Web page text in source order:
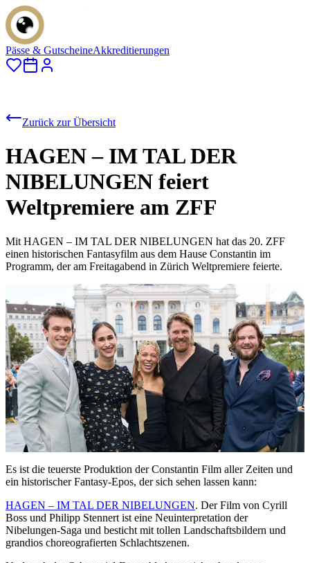
Pässe & GutscheineAkkreditierungen
Zurück zur Übersicht
HAGEN – IM TAL DER
NIBELUNGEN feiert
Weltpremiere am ZFF
Mit HAGEN – IM TAL DER NIBELUNGEN hat das 20. ZFF
einen historischen Fantasyfilm aus dem Hause Constantin im
Programm, der am Freitagabend in Zürich Weltpremiere feierte.
Es ist die teuerste Produktion der Constantin Film aller Zeiten und
ein historischer Fantasy-Epos, der sich sehen lassen kann:
HAGEN – IM TAL DER NIBELUNGEN. Der Film von Cyrill
Boss und Philipp Stennert ist eine Neuinterpretation der
Nibelungen-Saga und besticht mit tollen Landschaftsbildern und
grandios choreografierten Schlachtszenen.